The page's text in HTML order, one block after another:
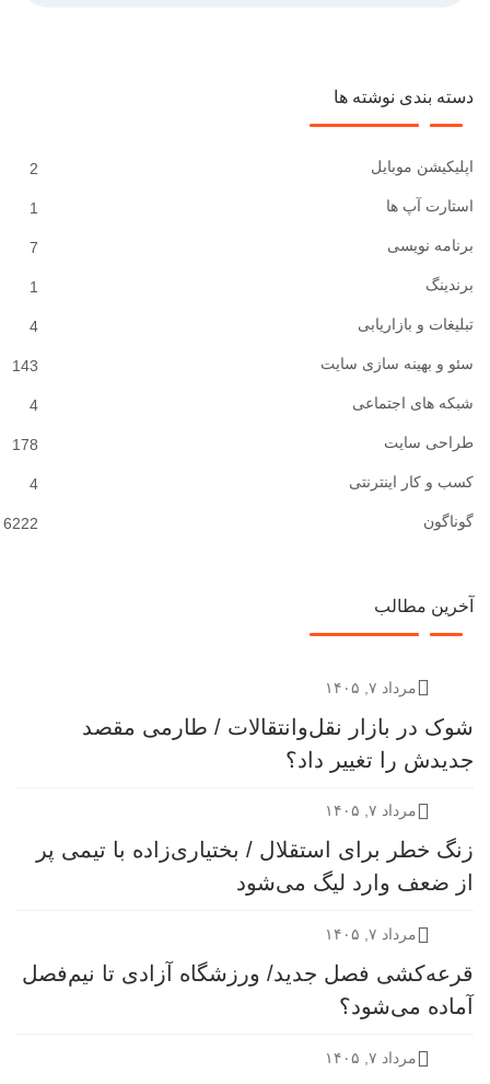
دسته بندی نوشته ها
2 اپلیکیشن موبایل
1 استارت آپ ها
7 برنامه نویسی
1 برندینگ
4 تبلیغات و بازاریابی
143 سئو و بهینه سازی سایت
4 شبکه های اجتماعی
178 طراحی سایت
4 کسب و کار اینترنتی
6222 گوناگون
آخرین مطالب
مرداد ۷, ۱۴۰۵
شوک در بازار نقل‌وانتقالات / طارمی مقصد
جدیدش را تغییر داد؟
مرداد ۷, ۱۴۰۵
زنگ خطر برای استقلال / بختیاری‌زاده با تیمی پر
از ضعف وارد لیگ می‌شود
مرداد ۷, ۱۴۰۵
قرعه‎‌کشی فصل جدید/ ورزشگاه آزادی تا نیم‌فصل
آماده می‌شود؟
مرداد ۷, ۱۴۰۵